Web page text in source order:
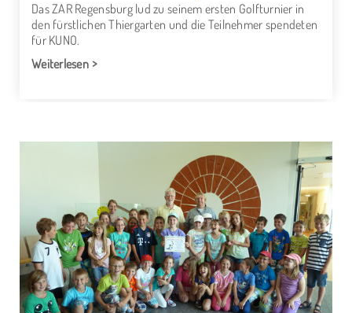
Das ZAR Regensburg lud zu seinem ersten Golfturnier in
den fürstlichen Thiergarten und die Teilnehmer spendeten
für KUNO.
Weiterlesen